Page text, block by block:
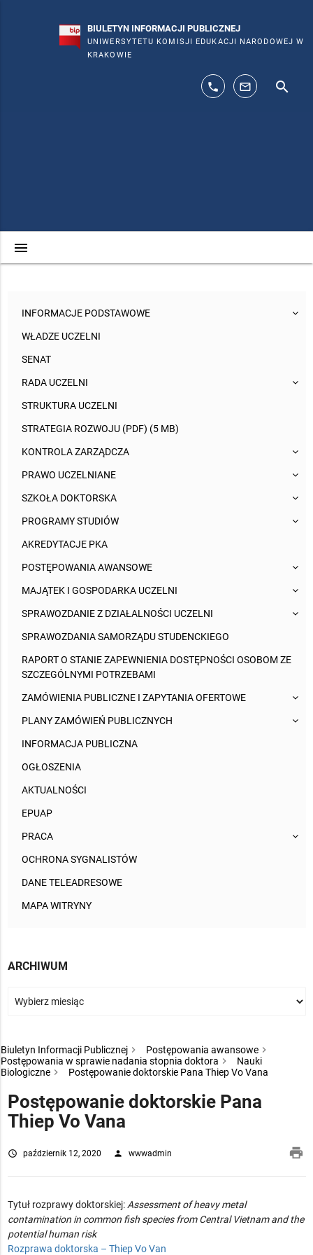
BIULETYN INFORMACJI PUBLICZNEJ
UNIWERSYTETU KOMISJI EDUKACJI NARODOWEJ W
KRAKOWIE
phone mail_outline search
menu
INFORMACJE PODSTAWOWE
WŁADZE UCZELNI
SENAT
RADA UCZELNI
STRUKTURA UCZELNI
STRATEGIA ROZWOJU (PDF) (5 MB)
KONTROLA ZARZĄDCZA
PRAWO UCZELNIANE
SZKOŁA DOKTORSKA
PROGRAMY STUDIÓW
AKREDYTACJE PKA
POSTĘPOWANIA AWANSOWE
MAJĄTEK I GOSPODARKA UCZELNI
SPRAWOZDANIE Z DZIAŁALNOŚCI UCZELNI
SPRAWOZDANIA SAMORZĄDU STUDENCKIEGO
RAPORT O STANIE ZAPEWNIENIA DOSTĘPNOŚCI OSOBOM ZE
SZCZEGÓLNYMI POTRZEBAMI
ZAMÓWIENIA PUBLICZNE I ZAPYTANIA OFERTOWE
PLANY ZAMÓWIEŃ PUBLICZNYCH
INFORMACJA PUBLICZNA
OGŁOSZENIA
AKTUALNOŚCI
EPUAP
PRACA
OCHRONA SYGNALISTÓW
DANE TELEADRESOWE
MAPA WITRYNY
ARCHIWUM
Biuletyn Informacji Publicznej
Postępowania awansowe
Postępowania w sprawie nadania stopnia doktora
Nauki
Biologiczne
Postępowanie doktorskie Pana Thiep Vo Vana
Postępowanie doktorskie Pana
Thiep Vo Vana
access_time październik 12, 2020 person wwwadmin
Tytuł rozprawy doktorskiej: Assessment of heavy metal
contamination in common fish species from Central Vietnam and the
potential human risk
Rozprawa doktorska – Thiep Vo Van